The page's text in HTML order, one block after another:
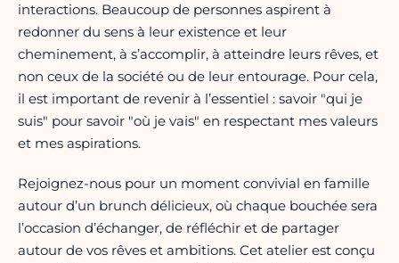
interactions. Beaucoup de personnes aspirent à
redonner du sens à leur existence et leur
cheminement, à s’accomplir, à atteindre leurs rêves, et
non ceux de la société ou de leur entourage. Pour cela,
il est important de revenir à l’essentiel : savoir "qui je
suis" pour savoir "où je vais" en respectant mes valeurs
et mes aspirations.
Rejoignez-nous pour un moment convivial en famille
autour d’un brunch délicieux, où chaque bouchée sera
l’occasion d’échanger, de réfléchir et de partager
autour de vos rêves et ambitions. Cet atelier est conçu